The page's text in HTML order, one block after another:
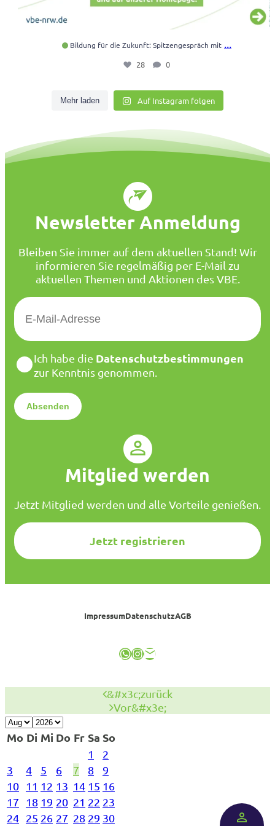
Bildung für die Zukunft: Spitzengespräch mit ...
28 0
Mehr laden Auf Instagram folgen
Newsletter Anmeldung
Bleiben Sie immer auf dem aktuellen Stand! Wir
informieren Sie regelmäßig per E-Mail zu
aktuellen Themen und Aktionen des VBE.
E
M
*
D
a
e
n
*
Ich habe die Datenschutzbestimmungen
zur Kenntnis genommen.
Mitglied werden
Jetzt Mitglied werden und alle Vorteile genießen.
Jetzt registrieren
ImpressumDatenschutzAGB
WhatsApp InstagramE-Mail
&#x3c;zurück
Vor&#x3e;
Mo Di Mi Do Fr Sa So
1
2
3
4 5 6 7 8
9
10 11 12 13 14 15 16
17
18 19 20 21 22 23
24 25 26 27 28 29 30